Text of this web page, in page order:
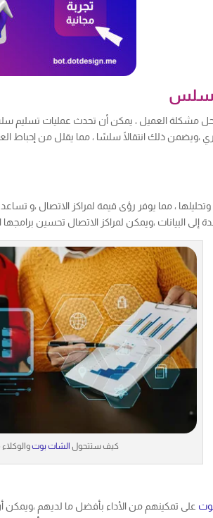
حل مشكلة العميل ، يمكن أن تحدث عمليات تسليم
،ويضمن ذلك انتقالًا سلسًا ، مما يقلل من
، مما يوفر رؤى قيمة لمراكز الاتصال ،و
إلى البيانات ،ويمكن لمراكز الاتصال تحسين
كيف ستتحول الشات بوت
على تمكينهم من الأداء بأفضل ما لديهم ،ويمكن